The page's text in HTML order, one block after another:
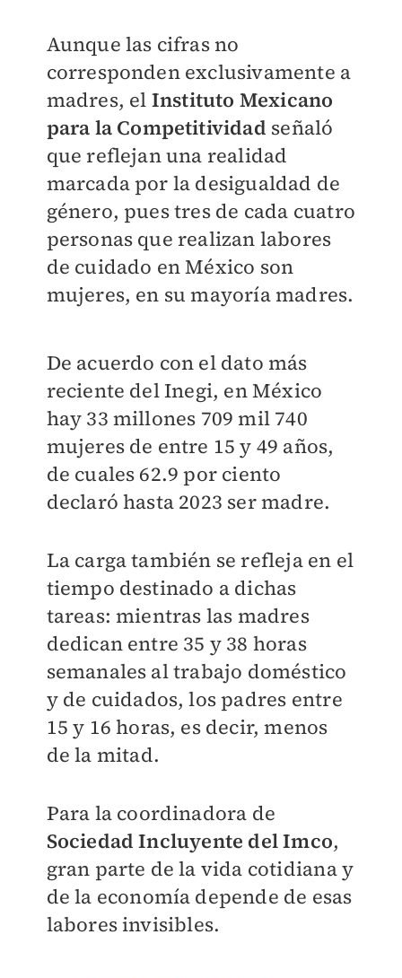
Aunque las cifras no
corresponden exclusivamente a
madres, el Instituto Mexicano
para la Competitividad señaló
que reflejan una realidad
marcada por la desigualdad de
género, pues tres de cada cuatro
personas que realizan labores
de cuidado en México son
mujeres, en su mayoría madres.
De acuerdo con el dato más
reciente del Inegi, en México
hay 33 millones 709 mil 740
mujeres de entre 15 y 49 años,
de cuales 62.9 por ciento
declaró hasta 2023 ser madre.
La carga también se refleja en el
tiempo destinado a dichas
tareas: mientras las madres
dedican entre 35 y 38 horas
semanales al trabajo doméstico
y de cuidados, los padres entre
15 y 16 horas, es decir, menos
de la mitad.
Para la coordinadora de
Sociedad Incluyente del Imco,
gran parte de la vida cotidiana y
de la economía depende de esas
labores invisibles.